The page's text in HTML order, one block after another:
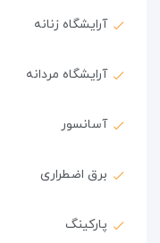
آرایشگاه زنانه
آرایشگاه مردانه
آسانسور
برق اضطراری
پارکینگ